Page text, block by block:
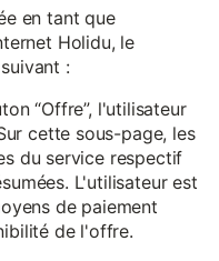
en tant que
Holidu, le
:
“Offre”, l'utilisateur
cette sous-page, les
du service respectif
L'utilisateur est
de paiement
de l'offre.